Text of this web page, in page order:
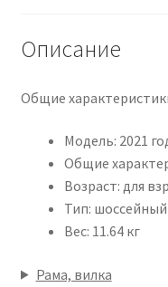
Описание
Общие
Модель: 2021
Общие
Возраст: для
Тип: шоссейный
Вес: 11.64 кг
Рама, вилка